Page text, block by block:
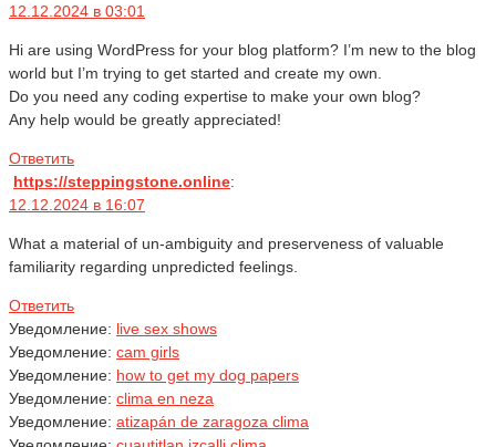
12.12.2024 в 03:01
Hi are using WordPress for your blog platform? I’m new to the blog
world but I’m trying to get started and create my own.
Do you need any coding expertise to make your own blog?
Any help would be greatly appreciated!
Ответить
https://steppingstone.online:
12.12.2024 в 16:07
What a material of un-ambiguity and preserveness of valuable
familiarity regarding unpredicted feelings.
Ответить
Уведомление: live sex shows
Уведомление: cam girls
Уведомление: how to get my dog papers
Уведомление: clima en neza
Уведомление: atizapán de zaragoza clima